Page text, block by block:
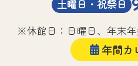
土曜日・祝祭日
※休館日：日曜日、年末
年間カ